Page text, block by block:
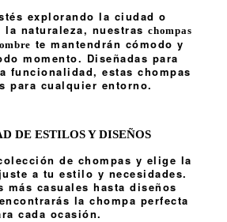
explorando la ciudad o
la naturaleza, nuestraschompas
te mantendrán cómodo y
momento. Diseñadas para
funcionalidad, estas chompas
para cualquier entorno.
DE ESTILOS Y DISEÑOS
de chompas y elige la
a tu estilo y necesidades.
más casuales hasta diseños
la chompa perfecta
cada ocasión.